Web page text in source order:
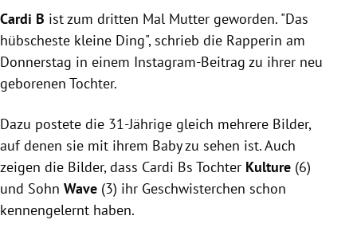
Untermenü
Cardi B ist zum dritten Mal Mutter geworden. "Das
hübscheste kleine Ding", schrieb die Rapperin am
Donnerstag in einem Instagram-Beitrag zu ihrer neu
geborenen Tochter.
Dazu postete die 31-Jährige gleich mehrere Bilder,
auf denen sie mit ihrem Baby zu sehen ist. Auch
zeigen die Bilder, dass Cardi Bs Tochter Kulture (6)
und Sohn Wave (3) ihr Geschwisterchen schon
kennengelernt haben.